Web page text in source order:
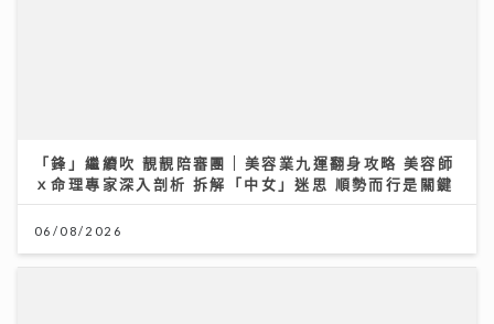
「鋒」繼續吹 靚靚陪審團 | 美容業九運翻身攻略 美容師
ｘ命理專家深入剖析 拆解「中女」迷思 順勢而行是關鍵
06/08/2026